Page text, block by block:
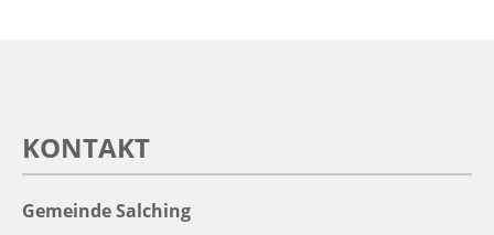
KONTAKT
Gemeinde Salching